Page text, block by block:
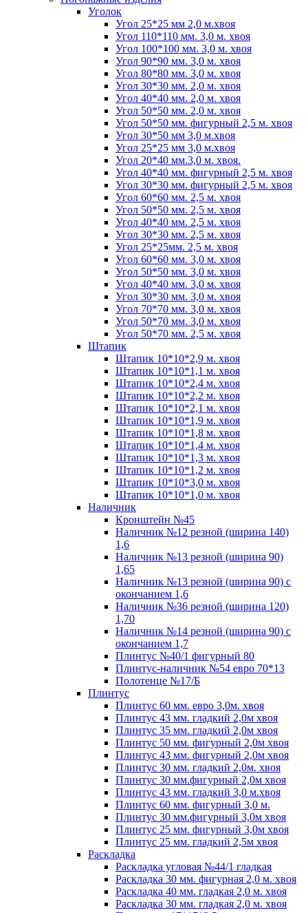
Уголок
Угол 25*25 мм 2,0 м.хвоя
Угол 110*110 мм. 3,0 м. хвоя
Угол 100*100 мм. 3,0 м. хвоя
Угол 90*90 мм. 3,0 м. хвоя
Угол 80*80 мм. 3,0 м. хвоя
Угол 30*30 мм. 2,0 м. хвоя
Угол 40*40 мм. 2,0 м. хвоя
Угол 50*50 мм. 2,0 м. хвоя
Угол 50*50 мм. фигурный 2,5 м. хвоя
Угол 30*50 мм 3,0 м.хвоя
Угол 25*25 мм 3,0 м.хвоя
Угол 20*40 мм.3,0 м. хвоя.
Угол 40*40 мм. фигурный 2,5 м. хвоя
Угол 30*30 мм. фигурный 2,5 м. хвоя
Угол 60*60 мм. 2,5 м. хвоя
Угол 50*50 мм. 2,5 м. хвоя
Угол 40*40 мм. 2,5 м. хвоя
Угол 30*30 мм. 2,5 м. хвоя
Угол 25*25мм. 2,5 м. хвоя
Угол 60*60 мм. 3,0 м. хвоя
Угол 50*50 мм. 3,0 м. хвоя
Угол 40*40 мм. 3,0 м. хвоя
Угол 30*30 мм. 3,0 м. хвоя
Угол 70*70 мм. 3,0 м. хвоя
Угол 50*70 мм. 3,0 м. хвоя
Угол 50*70 мм. 2,5 м. хвоя
Штапик
Штапик 10*10*2,9 м. хвоя
Штапик 10*10*1,1 м. хвоя
Штапик 10*10*2,4 м. хвоя
Штапик 10*10*2,2 м. хвоя
Штапик 10*10*2,1 м. хвоя
Штапик 10*10*1,9 м. хвоя
Штапик 10*10*1,8 м. хвоя
Штапик 10*10*1,4 м. хвоя
Штапик 10*10*1,3 м. хвоя
Штапик 10*10*1,2 м. хвоя
Штапик 10*10*3,0 м. хвоя
Штапик 10*10*1,0 м. хвоя
Наличник
Кронштейн №45
Наличник №12 резной (ширина 140)
1,6
Наличник №13 резной (ширина 90)
1,65
Наличник №13 резной (ширина 90) с
окончанием 1,6
Наличник №36 резной (ширина 120)
1,70
Наличник №14 резной (ширина 90) с
окончанием 1,7
Плинтус №40/1 фигурный 80
Плинтус-наличник №54 евро 70*13
Полотенце №17/Б
Плинтус
Плинтус 60 мм. евро 3,0м. хвоя
Плинтус 43 мм. гладкий 2,0м хвоя
Плинтус 35 мм. гладкий 2,0м хвоя
Плинтус 50 мм. фигурный 2,0м хвоя
Плинтус 43 мм. фигурный 2,0м хвоя
Плинтус 30 мм. гладкий 2,0м. хвоя
Плинтус 30 мм.фигурный 2,0м хвоя
Плинтус 43 мм. гладкий 3,0 м.хвоя
Плинтус 60 мм. фигурный 3,0 м.
Плинтус 30 мм.фигурный 3,0м хвоя
Плинтус 25 мм. фигурный 3,0м хвоя
Плинтус 25 мм. гладкий 2,5м хвоя
Раскладка
Раскладка угловая №44/1 гладкая
Раскладка 30 мм. фигурная 2,0 м. хвоя
Раскладка 40 мм. гладкая 2,0 м. хвоя
Раскладка 30 мм. гладкая 2,0 м. хвоя